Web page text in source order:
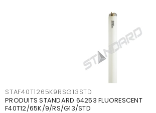
STAF40T1265K9RSG13STD
PRODUITS STANDARD 64253 FLUORESCENT
F40T12/65K/9/RS/G13/STD